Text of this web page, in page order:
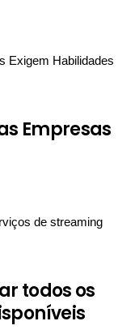
Empresas
todos os